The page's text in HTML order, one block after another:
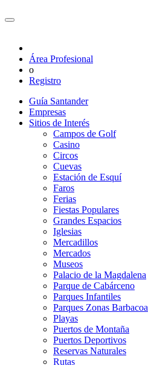
Área Profesional
o
Registro
Guía Santander
Empresas
Sitios de Interés
Campos de Golf
Casino
Circos
Cuevas
Estación de Esquí
Faros
Ferias
Fiestas Populares
Grandes Espacios
Iglesias
Mercadillos
Mercados
Museos
Palacio de la Magdalena
Parque de Cabárceno
Parques Infantiles
Parques Zonas Barbacoa
Playas
Puertos de Montaña
Puertos Deportivos
Reservas Naturales
Rutas